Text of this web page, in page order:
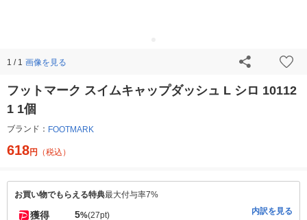
1 / 1 画像を見る
フットマーク スイムキャップダッシュ L シロ 10112
1 1個
ブランド： FOOTMARK
618円 （税込）
お買い物でもらえる特典最大付与率7%
獲得 5%(27pt) 内訳を見る